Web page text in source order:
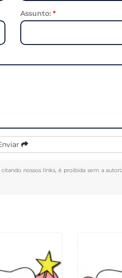
Assunto: *
nossos links, é proibida sem a